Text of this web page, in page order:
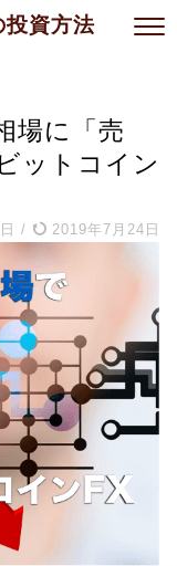
投資方法
場に「売
ットコイン
/ 2019年7月24日